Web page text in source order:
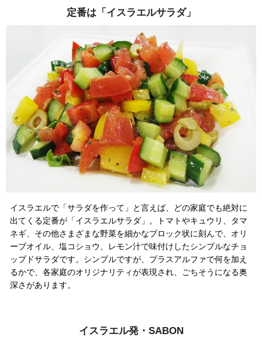
定番は「イスラエルサラダ」
イスラエルで「サラダを作って」と言えば、どの家庭でも絶対に
出てくる定番が「イスラエルサラダ」。トマトやキュウリ、タマ
ネギ、その他さまざまな野菜を細かなブロック状に刻んで、オリ
ーブオイル、塩コショウ、レモン汁で味付けしたシンプルなチョ
ップドサラダです。シンプルですが、プラスアルファで何を加え
るかで、各家庭のオリジナリティが表現され、ごちそうになる奥
深さがあります。
イスラエル発・SABON